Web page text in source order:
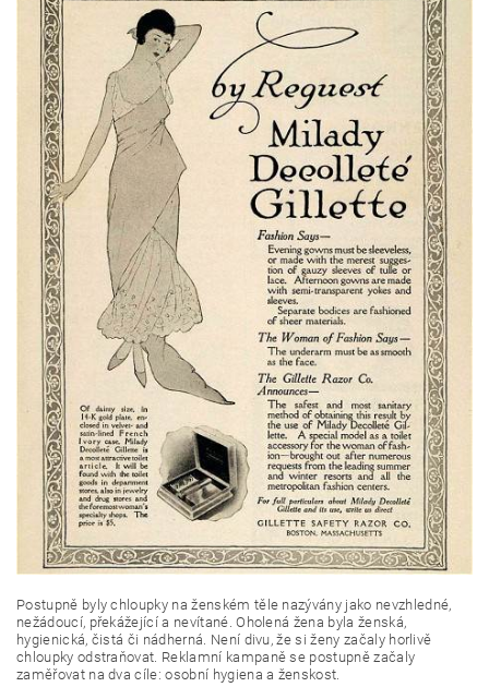
Postupně byly chloupky na ženském těle nazývány jako nevzhledné,
nežádoucí, překážející a nevítané. Oholená žena byla ženská,
hygienická, čistá či nádherná. Není divu, že si ženy začaly horlivě
chloupky odstraňovat. Reklamní kampaně se postupně začaly
zaměřovat na dva cíle: osobní hygiena a ženskost.